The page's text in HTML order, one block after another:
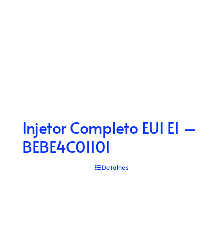
Injetor Completo EUI E1 –
BEBE4C01101
Detalhes